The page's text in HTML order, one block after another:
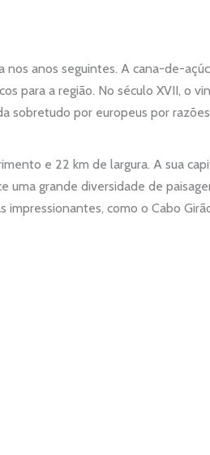
anos seguintes. A cana-de-
para a região. No século XVII, o
sobretudo por europeus por
e 22 km de largura. A sua
grande diversidade de
como o Cabo